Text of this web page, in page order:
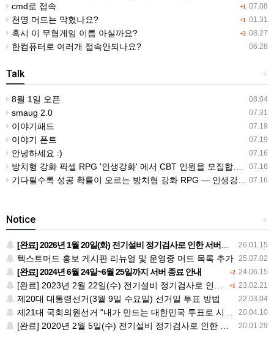
+1 07.08
cmd로 접속
+1 01.31
천명 머드는 막혔나요?
+2 08.27
혹시 이 무협게임 이름 아실까요?
06.28
한컴퓨터로 여러개 접속안되나요?
+
Talk
08.04
8월 1일 오픈
07.31
smaug 2.0
07.19
이야기패드
07.19
이야기 폰트
07.16
안녕하세요 :)
07.16
방치형 강화 픽셀 RPG '인생강화' 에서 CBT 인원을 모집합니다.
07.16
기다릴수록 성공 확률이 오르는 방치형 강화 RPG — 인생강화 ※8월 초 오픈 예정 (현재 CBT 중)
+
Notice
26.01.15
[완료] 2026년 1월 20일(화) 전기설비 정기검사로 인한 서버다운 안내
25.07.02
텍스트머드 홍보 게시판 리뉴얼 및 운영중 머드 목록 추가
+2 24.06.15
[완료] 2024년 6월 24일~6월 25일까지 서버 종료 안내
+1 23.02.21
[완료] 2023년 2월 22일(수) 전기설비 정기검사로 인한 서버다운 안내
22.03.04
제20대 대통령선거(3월 9일 수요일) 선거일 투표 방법
20.04.10
제21대 국회의원선거 “내가 만드는 대한민국 투표로 시작됩니다”
20.01.29
[완료] 2020년 2월 5일(수) 전기설비 정기검사로 인한 서버다운 안내